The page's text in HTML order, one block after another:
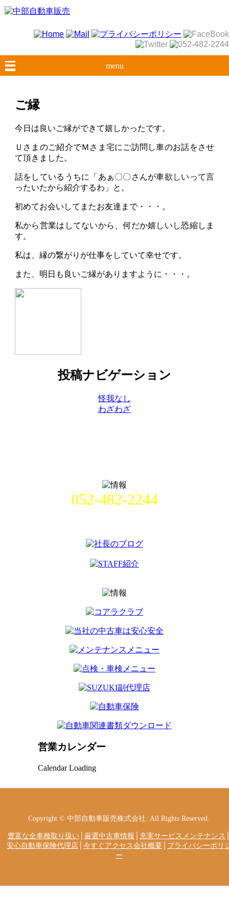
menu
ご縁
今日は良いご縁ができて嬉しかったです。
Ｕさまのご紹介でＭさま宅にご訪問し車のお話をさせ
て頂きました。
話をしているうちに「あぁ〇〇さんが車欲しいって言
ったいたから紹介するわ」と。
初めてお会いしてまたお友達まで・・・。
私から営業はしてないから、何だか嬉しいし恐縮しま
す。
私は、縁の繋がりが仕事をしていて幸せです。
また、明日も良いご縁がありますように・・・。
投稿ナビゲーション
怪我なし
わざわざ
052-482-2244
営業カレンダー
Calendar Loading
Copyright © 中部自動車販売株式会社. All Rights Reserved.
豊富な全車種取り扱い│ 厳選中古車情報 充実サービスメンテナンス
安心自動車保険代理店│ 今すぐアクセス会社概要│ プライバシーポリ
ー